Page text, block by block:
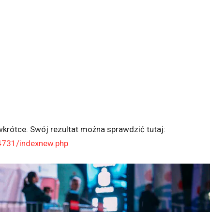
Swój rezultat można sprawdzić tutaj:
indexnew.php